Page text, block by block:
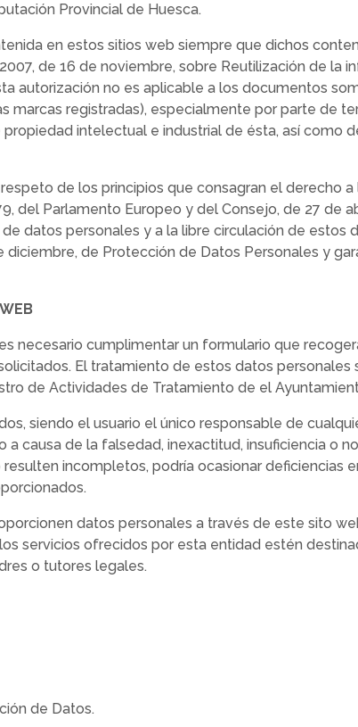
Provincial de Huesca.
en estos sitios web siempre que dichos
de 16 de noviembre, sobre Reutilización de la
autorización no es aplicable a los documentos
registradas), especialmente por parte de
intelectual e industrial de ésta, así como
de los principios que consagran el derecho
Parlamento Europeo y del Consejo, de 27 de
datos personales y a la libre circulación de estos
de Protección de Datos Personales y
necesario cumplimentar un formulario que
El tratamiento de estos datos personales
de Actividades de Tratamiento de el
siendo el usuario el único responsable de
causa de la falsedad, inexactitud, insuficiencia o
incompletos, podría ocasionar deficiencias
datos personales a través de este sito
servicios ofrecidos por esta entidad estén
o tutores legales.
de Datos.